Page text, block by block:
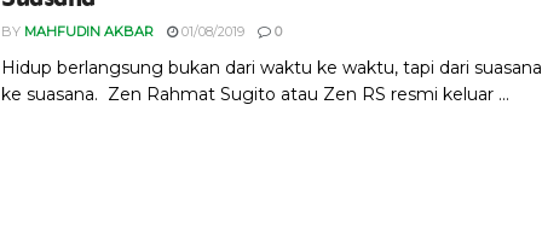
BY MAHFUDIN AKBAR 01/08/2019 0
Hidup berlangsung bukan dari waktu ke waktu, tapi dari suasana
ke suasana. Zen Rahmat Sugito atau Zen RS resmi keluar ...